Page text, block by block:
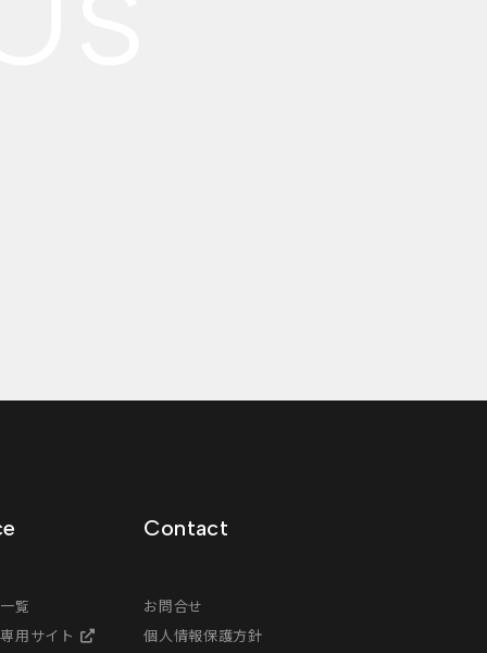
覧
用サイト
Contact
お問合せ
個人情報保護方針